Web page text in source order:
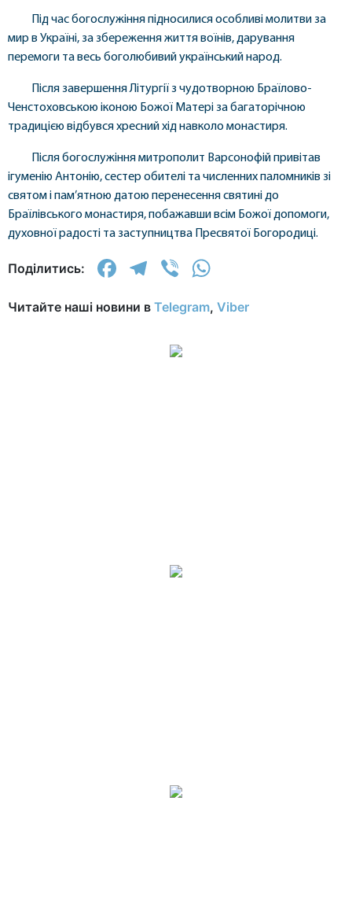
Під час богослужіння підносилися особливі молитви за
мир в Україні, за збереження життя воїнів, дарування
перемоги та весь боголюбивий український народ.
Після завершення Літургії з чудотворною Браїлово-
Ченстоховською іконою Божої Матері за багаторічною
традицією відбувся хресний хід навколо монастиря.
Після богослужіння митрополит Варсонофій привітав
ігуменію Антонію, сестер обителі та численних паломників зі
святом і пам’ятною датою перенесення святині до
Браїлівського монастиря, побажавши всім Божої допомоги,
духовної радості та заступництва Пресвятої Богородиці.
Поділитись: Facebook
Telegram
Viber
Читайте наші новини в Telegram, Viber